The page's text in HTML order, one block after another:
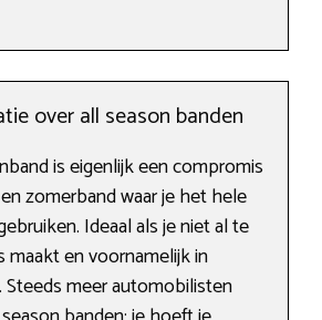
over all season banden
is eigenlijk een compromis
zomerband waar je het hele
Ideaal als je niet al te
en voornamelijk in
Steeds meer automobilisten